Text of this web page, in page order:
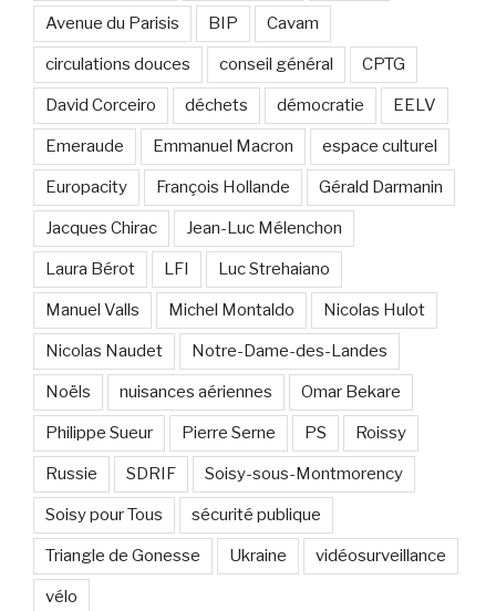
Avenue du Parisis BIP Cavam
circulations douces conseil général CPTG
David Corceiro déchets démocratie EELV
Emeraude Emmanuel Macron espace culturel
Europacity François Hollande Gérald Darmanin
Jacques Chirac Jean-Luc Mélenchon
Laura Bérot LFI Luc Strehaiano
Manuel Valls Michel Montaldo Nicolas Hulot
Nicolas Naudet Notre-Dame-des-Landes
Noëls nuisances aériennes Omar Bekare
Philippe Sueur Pierre Serne PS Roissy
Russie SDRIF Soisy-sous-Montmorency
Soisy pour Tous sécurité publique
Triangle de Gonesse Ukraine vidéosurveillance
vélo